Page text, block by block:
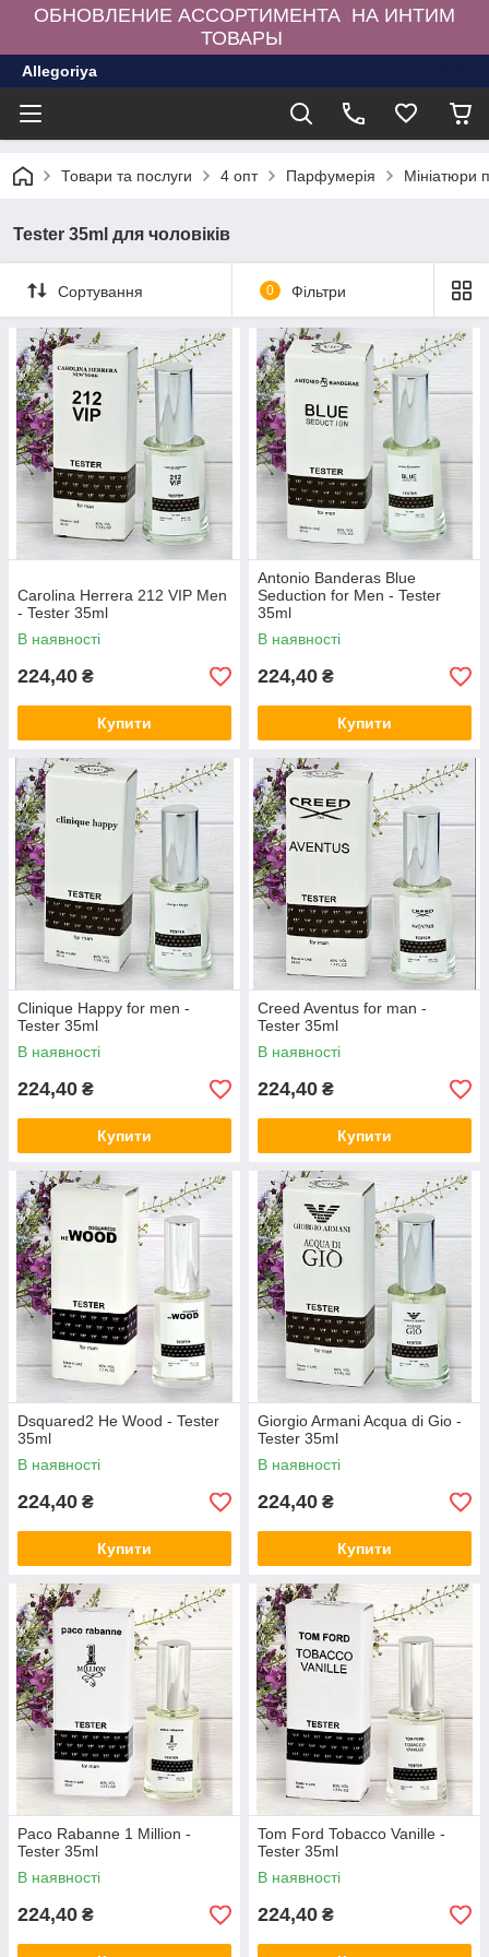
ОБНОВЛЕНИЕ АССОРТИМЕНТА НА ИНТИМ
ТОВАРЫ
Allegoriya
Товари та послуги 4 опт Парфумерія Мініатюри
Tester 35ml для чоловіків
Сортування 0 Фільтри
Carolina Herrera 212 VIP Men
- Tester 35ml
В наявності
224,40 ₴
Купити
Antonio Banderas Blue
Seduction for Men - Tester
35ml
В наявності
224,40 ₴
Купити
Clinique Happy for men -
Tester 35ml
В наявності
224,40 ₴
Купити
Creed Aventus for man -
Tester 35ml
В наявності
224,40 ₴
Купити
Dsquared2 He Wood - Tester
35ml
В наявності
224,40 ₴
Купити
Giorgio Armani Acqua di Gio -
Tester 35ml
В наявності
224,40 ₴
Купити
Paco Rabanne 1 Million -
Tester 35ml
В наявності
224,40 ₴
Tom Ford Tobacco Vanille -
Tester 35ml
В наявності
224,40 ₴